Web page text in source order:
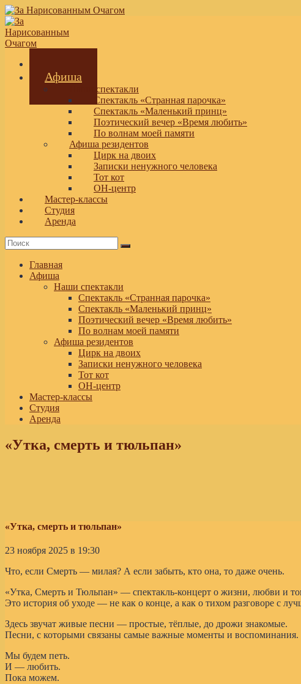
Перейти
к
содержимому
театральная площадка
Афиша
Наши спектакли
Спектакль «Странная парочка»
Спектакль «Маленький принц»
Поэтический вечер «Время любить»
По волнам моей памяти
Афиша резидентов
Цирк на двоих
Записки ненужного человека
Тот кот
ОН-центр
Мастер-классы
Студия
Аренда
Главная
Афиша
Наши спектакли
Спектакль «Странная парочка»
Спектакль «Маленький принц»
Поэтический вечер «Время любить»
По волнам моей памяти
Афиша резидентов
Цирк на двоих
Записки ненужного человека
Тот кот
ОН-центр
Мастер-классы
Студия
Аренда
«Утка, смерть и тюльпан»
«Утка, смерть и тюльпан»
23 ноября 2025 в 19:30
Что, если Смерть — милая? А если забыть, кто она, то даже очень.
«Утка, Смерть и Тюльпан» — спектакль-концерт о жизни, любви и
Это история об уходе — не как о конце, а как о тихом разговоре с
Здесь звучат живые песни — простые, тёплые, до дрожи знакомые.
Песни, с которыми связаны самые важные моменты и воспоминания.
Мы будем петь.
И — любить.
Пока можем.